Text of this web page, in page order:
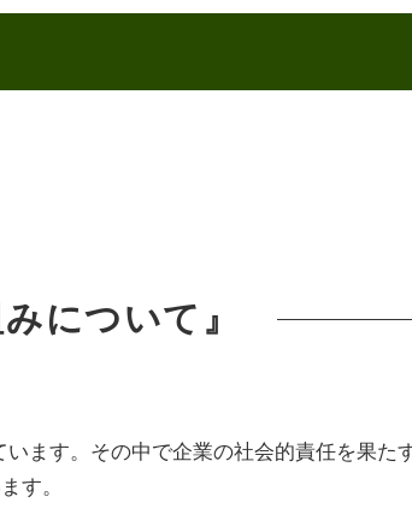
シリーズカラー変更のお知らせ レンタル
について』
ます。その中で企業の社会的責任を果た
す。